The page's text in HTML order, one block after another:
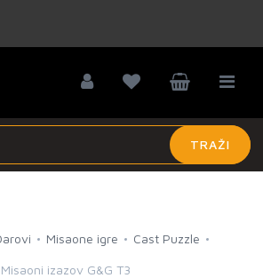
TRAŽI
Misaone igre Cast Puzzle
Misaoni izazov G&G T3